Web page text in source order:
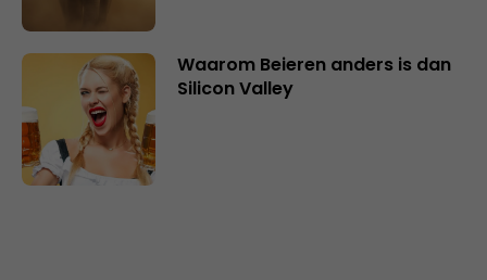
Waarom Beieren anders is dan
Silicon Valley